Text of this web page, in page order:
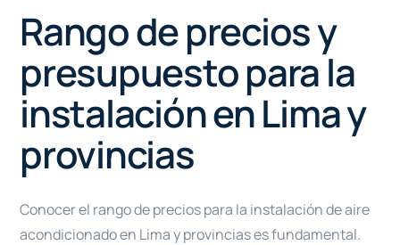
Rango de precios y
presupuesto para la
instalación en Lima y
provincias
Conocer el rango de precios para la instalación de aire
acondicionado en Lima y provincias es fundamental.